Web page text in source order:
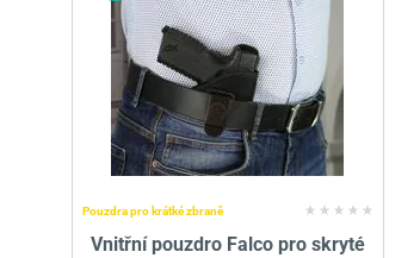
Pouzdra pro krátké zbraně
Vnitřní pouzdro Falco pro skryté